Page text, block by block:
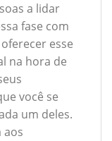
a lidar
fase com
esse
na hora de
você se
um deles.
aos